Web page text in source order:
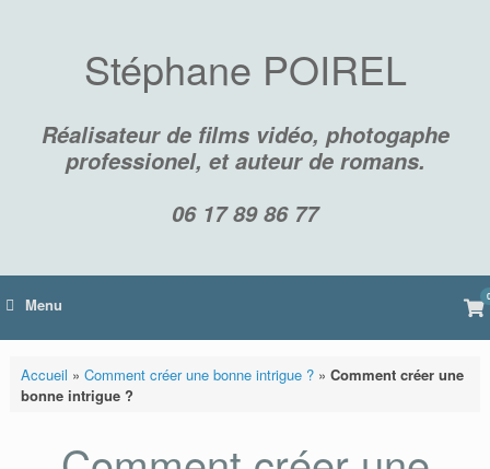
Stéphane POIREL
Réalisateur de films vidéo, photogaphe
professionel, et auteur de romans.
06 17 89 86 77
Menu 0
Accueil » Comment créer une bonne intrigue ?» Comment créer une
bonne intrigue ?